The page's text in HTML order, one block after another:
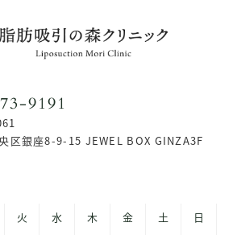
9191
区銀座8-9-15 JEWEL BOX GINZA3F
火 水 木 金 土
日